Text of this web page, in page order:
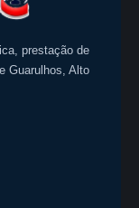
prestação de
Guarulhos, Alto